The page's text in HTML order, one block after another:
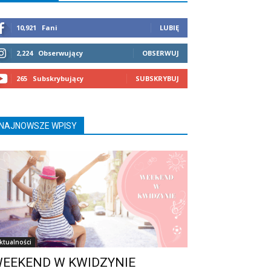
10,921 Fani LUBIĘ
2,224 Obserwujący OBSERWUJ
265 Subskrybujący SUBSKRYBUJ
WPISY
W KWIDZYNIE